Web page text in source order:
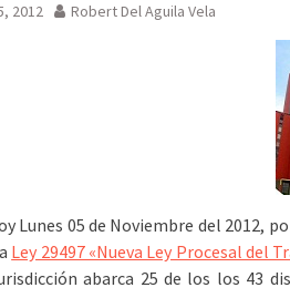
2012 Robert Del Aguila Vela
Lunes 05 de Noviembre del 2012,
Ley 29497 «Nueva Ley Procesal del
abarca 25 de los los 43